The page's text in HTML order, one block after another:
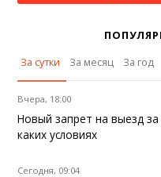
За сутки
За месяц За год
Вчера, 18:00
Новый запрет на выезд за
каких условиях
Сегодня, 09:04